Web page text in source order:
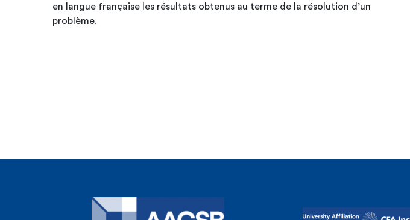
en langue française les résultats obtenus au terme de la résolution d’un
problème.